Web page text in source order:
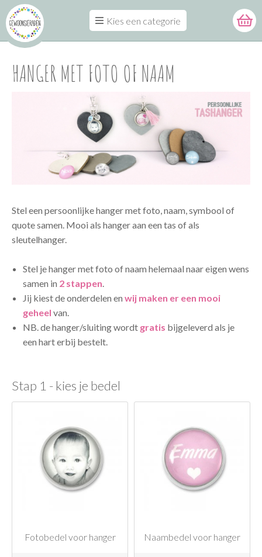
Kies een categorie
HANGER MET FOTO OF NAAM
Stel een persoonlijke hanger met foto, naam, symbool of
quote samen. Mooi als hanger aan een tas of als
sleutelhanger.
Stel je hanger met foto of naam helemaal naar eigen wens
samen in 2 stappen.
Jij kiest de onderdelen enwij maken er een mooi
geheel van.
NB. de hanger/sluiting wordt gratis bijgeleverd als je
een hart erbij bestelt.
Stap 1 - kies je bedel
Fotobedel voor hanger Naambedel voor hanger